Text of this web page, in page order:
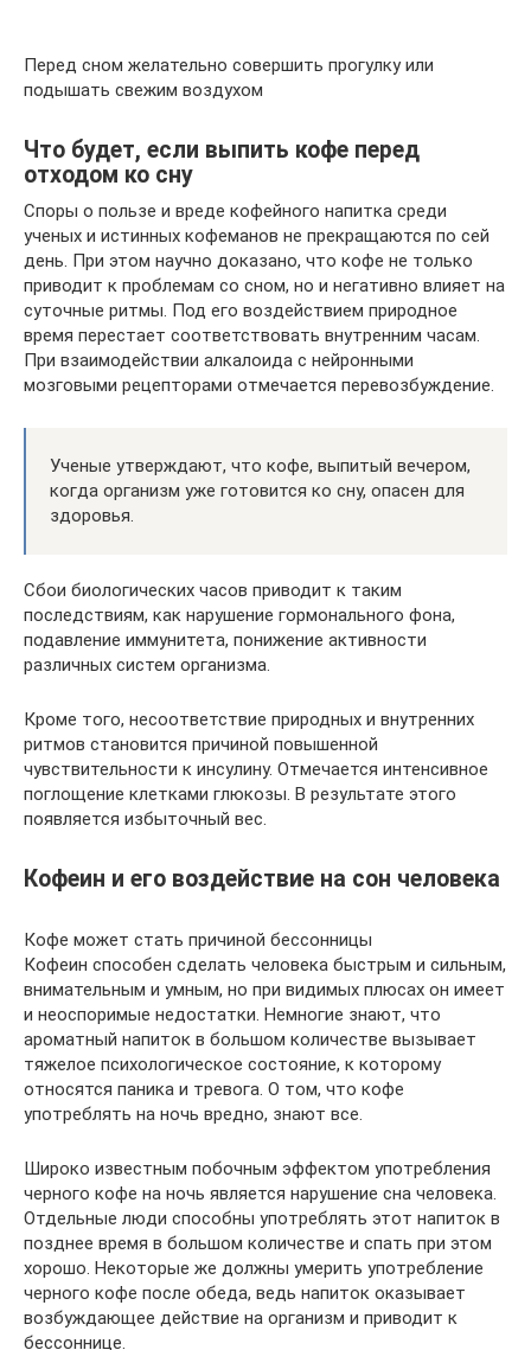
Перед сном желательно совершить прогулку или
подышать свежим воздухом
Что будет, если выпить кофе перед
отходом ко сну
Споры о пользе и вреде кофейного напитка среди
ученых и истинных кофеманов не прекращаются по сей
день. При этом научно доказано, что кофе не только
приводит к проблемам со сном, но и негативно влияет на
суточные ритмы. Под его воздействием природное
время перестает соответствовать внутренним часам.
При взаимодействии алкалоида с нейронными
мозговыми рецепторами отмечается перевозбуждение.
Ученые утверждают, что кофе, выпитый вечером,
когда организм уже готовится ко сну, опасен для
здоровья.
Сбои биологических часов приводит к таким
последствиям, как нарушение гормонального фона,
подавление иммунитета, понижение активности
различных систем организма.
Кроме того, несоответствие природных и внутренних
ритмов становится причиной повышенной
чувствительности к инсулину. Отмечается интенсивное
поглощение клетками глюкозы. В результате этого
появляется избыточный вес.
Кофеин и его воздействие на сон человека
Кофе может стать причиной бессонницы
Кофеин способен сделать человека быстрым и сильным,
внимательным и умным, но при видимых плюсах он имеет
и неоспоримые недостатки. Немногие знают, что
ароматный напиток в большом количестве вызывает
тяжелое психологическое состояние, к которому
относятся паника и тревога. О том, что кофе
употреблять на ночь вредно, знают все.
Широко известным побочным эффектом употребления
черного кофе на ночь является нарушение сна человека.
Отдельные люди способны употреблять этот напиток в
позднее время в большом количестве и спать при этом
хорошо. Некоторые же должны умерить употребление
черного кофе после обеда, ведь напиток оказывает
возбуждающее действие на организм и приводит к
бессоннице.